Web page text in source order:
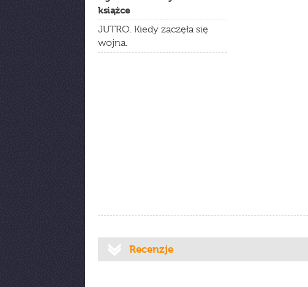
książce
JUTRO. Kiedy zaczęła się
wojna.
Recenzje